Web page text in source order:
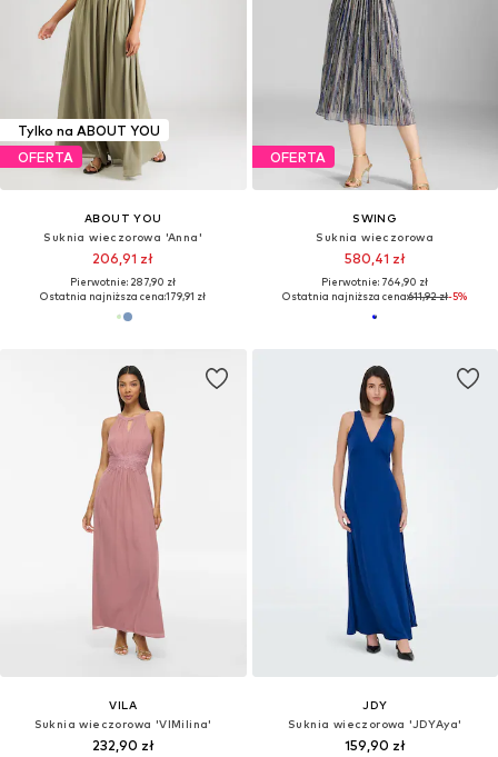
Tylko na ABOUT YOU
OFERTA
ABOUT YOU
Suknia wieczorowa 'Anna'
206,91 zł
Pierwotnie: 287,90 zł
Ostatnia najniższa cena:179,91 zł
OFERTA
SWING
Suknia wieczorowa
580,41 zł
Pierwotnie: 764,90 zł
Ostatnia najniższa cena:611,92 zł-5%
VILA
Suknia wieczorowa 'VIMilina'
232,90 zł
JDY
Suknia wieczorowa 'JDYAya'
159,90 zł